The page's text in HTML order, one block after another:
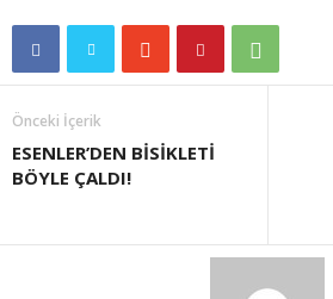
Önceki İçerik
ESENLER’DEN BİSİKLETİ
BÖYLE ÇALDI!